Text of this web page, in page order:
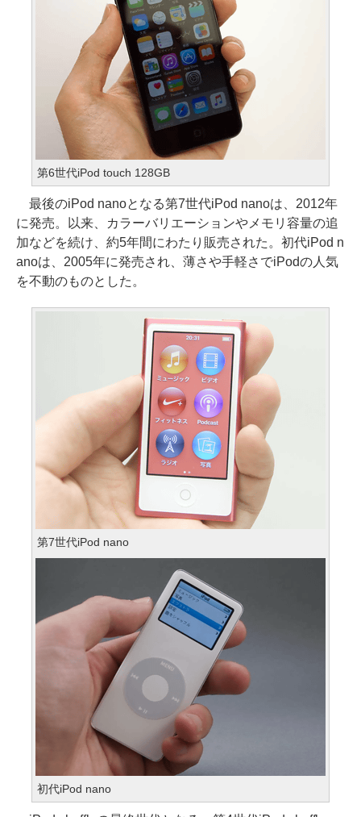
第6世代iPod touch 128GB
最後のiPod nanoとなる第7世代iPod nanoは、2012年
に発売。以来、カラーバリエーションやメモリ容量の追
加などを続け、約5年間にわたり販売された。初代iPod n
anoは、2005年に発売され、薄さや手軽さでiPodの人気
を不動のものとした。
第7世代iPod nano
初代iPod nano